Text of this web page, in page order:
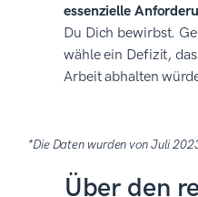
essenzielle
Du Dich bewirbst.
wähle ein Defizit,
Arbeit abhalten
*Die Daten wurden von Juli
Über den